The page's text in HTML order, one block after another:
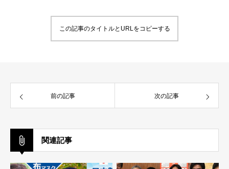
この記事のタイトルとURLをコピーする
前の記事 次の記事
関連記事